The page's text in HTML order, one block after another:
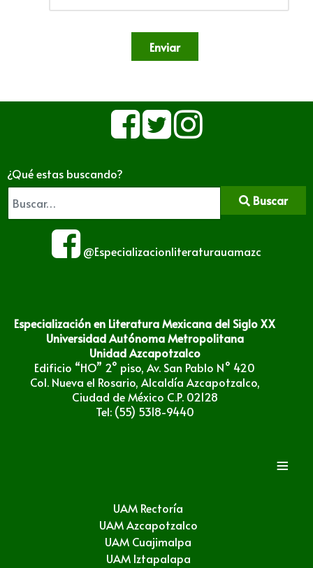
Enviar
¿Qué estas buscando?
Buscar
@Especializacionliteraturauamazc
Especialización en Literatura Mexicana del Siglo XX
Universidad Autónoma Metropolitana
Unidad Azcapotzalco
Edificio “HO” 2° piso, Av. San Pablo N° 420
Col. Nueva el Rosario, Alcaldía Azcapotzalco,
Ciudad de México C.P. 02128
Tel: (55) 5318-9440
≡
UAM Rectoría
UAM Azcapotzalco
UAM Cuajimalpa
UAM Iztapalapa